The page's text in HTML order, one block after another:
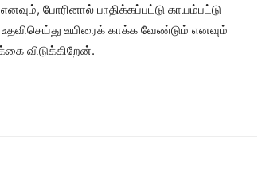
போரினால் பாதிக்கப்பட்டு காயம்பட்டு
உயிரைக் காக்க வேண்டும் எனவும்
விடுக்கிறேன்.